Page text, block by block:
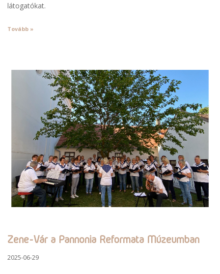
látogatókat.
Tovább »
Zene-Vár a Pannonia Reformata Múzeumban
2025-06-29